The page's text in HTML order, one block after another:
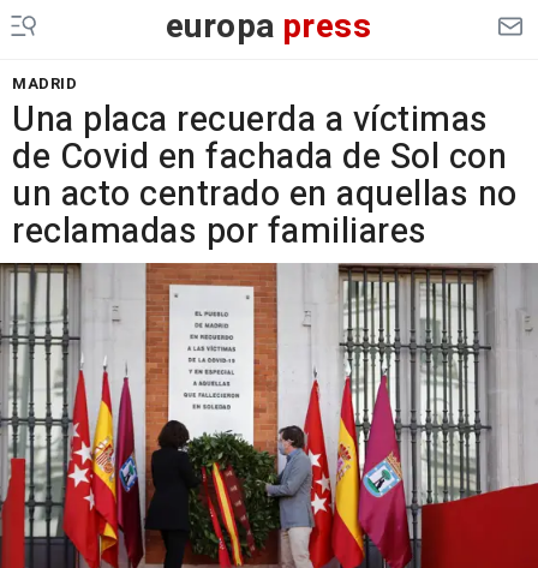
europa press
MADRID
Una placa recuerda a víctimas
de Covid en fachada de Sol con
un acto centrado en aquellas no
reclamadas por familiares